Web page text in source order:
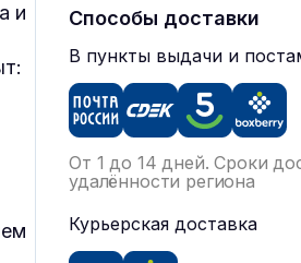
и
Способы доставки
В пункты выдачи и
От 1 до 14 дней. Сроки
удалённости региона
Курьерская доставка